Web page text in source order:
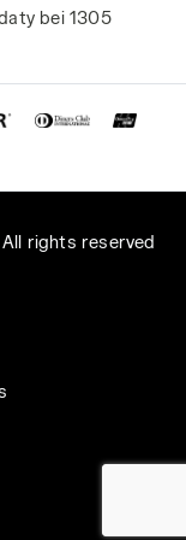
bei 1305
rights reserved